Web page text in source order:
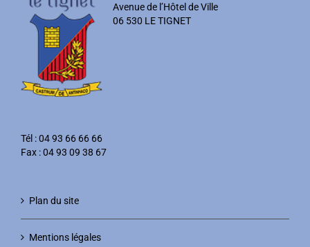
Avenue de l’Hôtel de Ville
06 530 LE TIGNET
Tél : 04 93 66 66 66
Fax : 04 93 09 38 67
Plan du site
Mentions légales